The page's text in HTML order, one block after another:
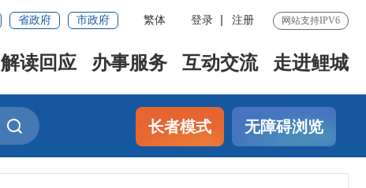
省政府 市政府 繁体 登录 注册 网站支持IPV6
解读回应 办事服务 互动交流 走进鲤城
长者模式 无障碍浏览